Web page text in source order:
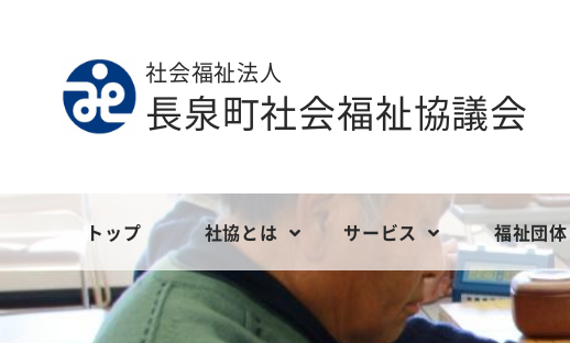
社会福祉法人
長泉町社会福祉協議会
トップ 社協とは
ごあいさつ 社会福祉協議会とは
サービス
地域福祉 ボランティア
福祉団体
定款等 現況報告